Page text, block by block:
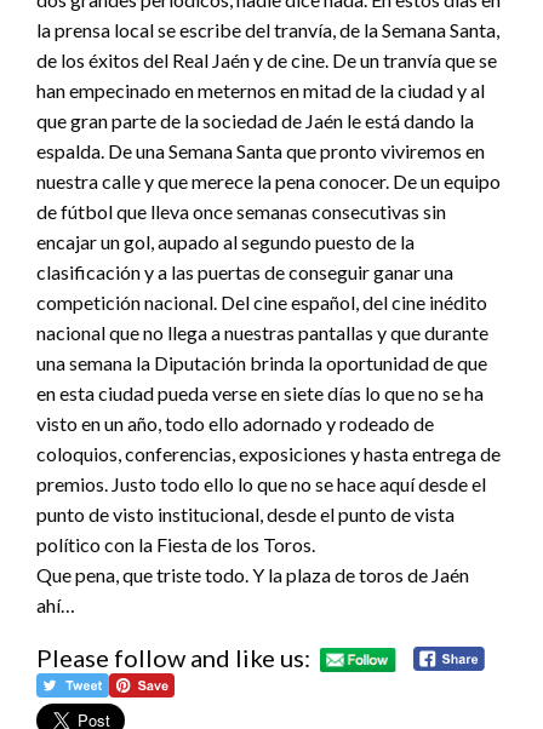
la prensa local se escribe del tranvía, de la Semana Santa,
de los éxitos del Real Jaén y de cine. De un tranvía que se
han empecinado en meternos en mitad de la ciudad y al
que gran parte de la sociedad de Jaén le está dando la
espalda. De una Semana Santa que pronto viviremos en
nuestra calle y que merece la pena conocer. De un equipo
de fútbol que lleva once semanas consecutivas sin
encajar un gol, aupado al segundo puesto de la
clasificación y a las puertas de conseguir ganar una
competición nacional. Del cine español, del cine inédito
nacional que no llega a nuestras pantallas y que durante
una semana la Diputación brinda la oportunidad de que
en esta ciudad pueda verse en siete días lo que no se ha
visto en un año, todo ello adornado y rodeado de
coloquios, conferencias, exposiciones y hasta entrega de
premios. Justo todo ello lo que no se hace aquí desde el
punto de visto institucional, desde el punto de vista
político con la Fiesta de los Toros.
Que pena, que triste todo. Y la plaza de toros de Jaén
ahí…
Please follow and like us: